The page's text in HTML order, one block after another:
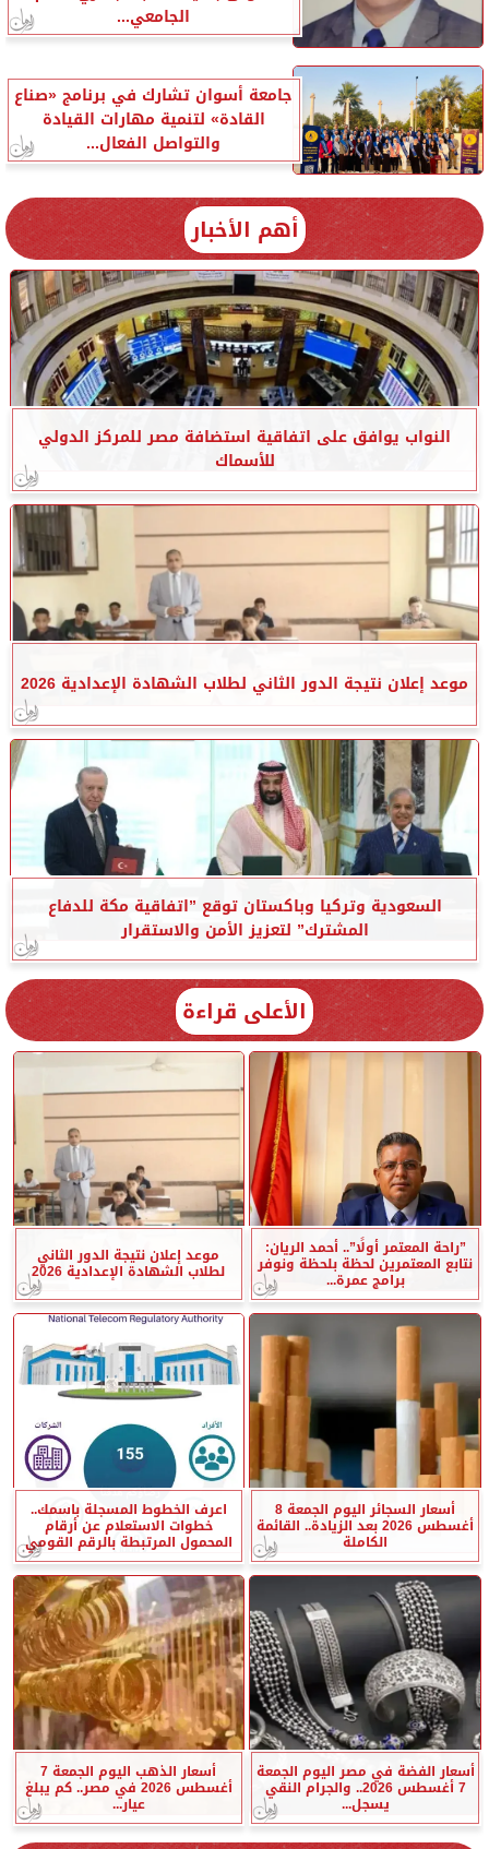
الجامعي...
جامعة أسوان تشارك في برنامج «صناع
القادة» لتنمية مهارات القيادة
والتواصل الفعال...
أهم الأخبار
النواب يوافق على اتفاقية استضافة مصر للمركز الدولي
للأسماك
موعد إعلان نتيجة الدور الثاني لطلاب الشهادة الإعدادية 2026
السعودية وتركيا وباكستان توقع ”اتفاقية مكة للدفاع
المشترك” لتعزيز الأمن والاستقرار
الأعلى قراءة
”راحة المعتمر أولًا”.. أحمد الريان:
نتابع المعتمرين لحظة بلحظة ونوفر
برامج عمرة...
موعد إعلان نتيجة الدور الثاني
لطلاب الشهادة الإعدادية 2026
أسعار السجائر اليوم الجمعة 8
أغسطس 2026 بعد الزيادة.. القائمة
الكاملة
اعرف الخطوط المسجلة باسمك..
خطوات الاستعلام عن أرقام
المحمول المرتبطة بالرقم القومي
أسعار الفضة في مصر اليوم الجمعة
7 أغسطس 2026.. والجرام النقي
يسجل...
أسعار الذهب اليوم الجمعة 7
أغسطس 2026 في مصر.. كم يبلغ
عيار...